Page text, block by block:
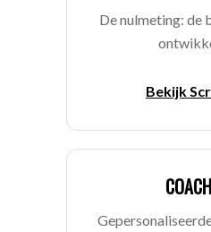
De nulmeting: de
Bekijk